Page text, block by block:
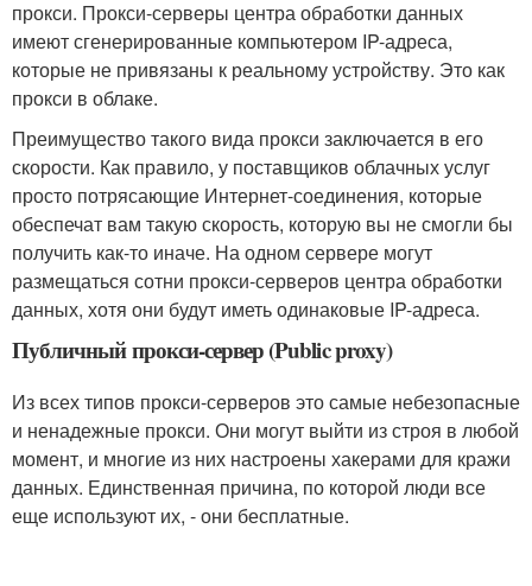
прокси. Прокси-серверы центра обработки данных
имеют сгенерированные компьютером IP-адреса,
которые не привязаны к реальному устройству. Это как
прокси в облаке.
Преимущество такого вида прокси заключается в его
скорости. Как правило, у поставщиков облачных услуг
просто потрясающие Интернет-соединения, которые
обеспечат вам такую скорость, которую вы не смогли бы
получить как-то иначе. На одном сервере могут
размещаться сотни прокси-серверов центра обработки
данных, хотя они будут иметь одинаковые IP-адреса.
Публичный прокси-сервер (Public proxy)
Из всех типов прокси-серверов это самые небезопасные
и ненадежные прокси. Они могут выйти из строя в любой
момент, и многие из них настроены хакерами для кражи
данных. Единственная причина, по которой люди все
еще используют их, - они бесплатные.